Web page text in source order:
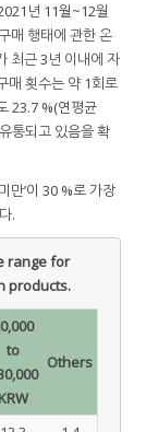
년 11월~12월
매 행태에 관한 온
최근 3년 이내에 자
매 횟수는 약 1회로
23.7 %(연평균
통되고 있음을 확
만’이 30 %로 가장
.
range for
products.
to
KRW
Others